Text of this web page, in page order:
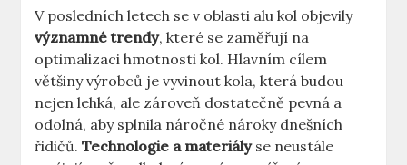
V posledních letech se v oblasti alu kol objevily
významné trendy, které se zaměřují na
optimalizaci hmotnosti kol. Hlavním cílem
většiny výrobců je vyvinout kola, která budou
nejen lehká, ale zároveň dostatečně pevná a
odolná, aby splnila náročné nároky dnešních
řidičů.Technologie a materiályse neustále